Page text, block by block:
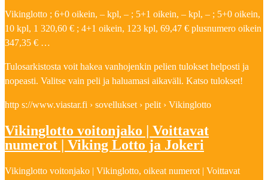
Vikinglotto ; 6+0 oikein, – kpl, – ; 5+1 oikein, – kpl, – ; 5+0 oikein,
10 kpl, 1 320,60 € ; 4+1 oikein, 123 kpl, 69,47 € plusnumero oikein
347,35 € …
Tulosarkistosta voit hakea vanhojenkin pelien tulokset helposti ja
nopeasti. Valitse vain peli ja haluamasi aikaväli. Katso tulokset!
http s://www.viastar.fi › sovellukset › pelit › Vikinglotto
Vikinglotto voitonjako | Voittavat
numerot | Viking Lotto ja Jokeri
Vikinglotto voitonjako | Vikinglotto, oikeat numerot | Voittavat